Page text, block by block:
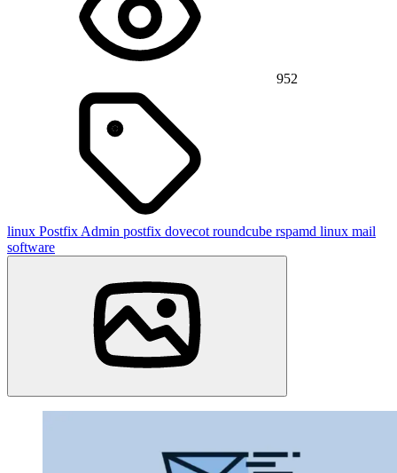
952
linux Postfix Admin postfix dovecot roundcube rspamd linux mail
software